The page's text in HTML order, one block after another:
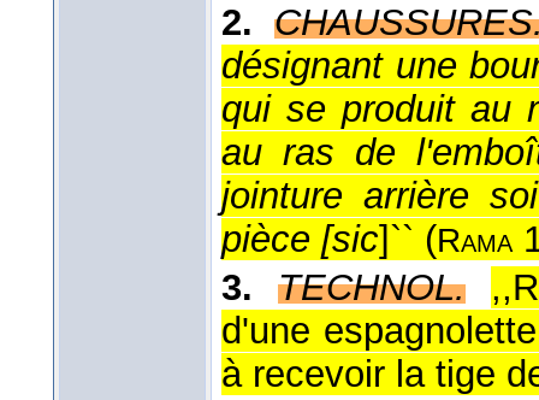
2.
désignant une
qui se produit au
au ras de
jointure arrière
pièce [sic]`` (Rama
3.
TECHNOL.
d'une
à recevoir la tige